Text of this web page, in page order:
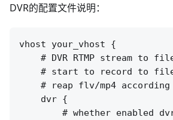
DVR的配置文件说明：
vhost your_vhost {
# DVR RTMP stream to
# start to record to
# reap flv/mp4
    dvr {
# whether enabled